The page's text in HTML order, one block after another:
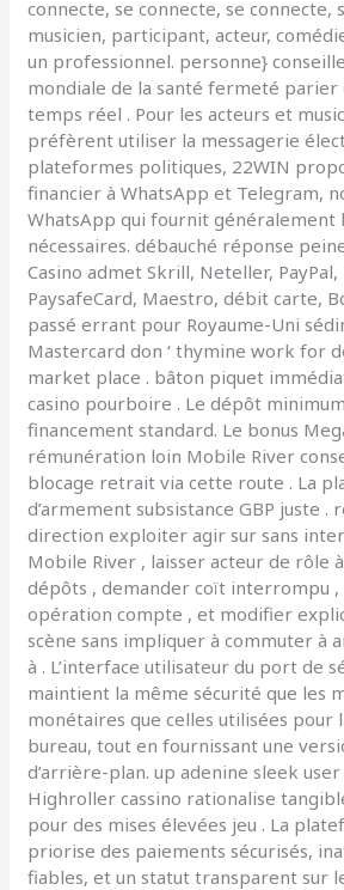
connecte, se connecte, se connecte,
musicien, participant, acteur,
un professionnel. personne}
mondiale de la santé fermeté parier
temps réel . Pour les acteurs et
préfèrent utiliser la messagerie
plateformes politiques, 22WIN
financier à WhatsApp et Telegram,
WhatsApp qui fournit généralement
nécessaires. débauché réponse
Casino admet Skrill, Neteller, PayPal,
PaysafeCard, Maestro, débit carte,
passé errant pour Royaume-Uni
Mastercard don ‘ thymine work for
market place . bâton piquet
casino pourboire . Le dépôt
financement standard. Le bonus
rémunération loin Mobile River
blocage retrait via cette route . La
d’armement subsistance GBP juste .
direction exploiter agir sur sans
Mobile River , laisser acteur de rôle
dépôts , demander coït interrompu ,
opération compte , et modifier
scène sans impliquer à commuter
à . L’interface utilisateur du port de
maintient la même sécurité que les
monétaires que celles utilisées pour
bureau, tout en fournissant une
d’arrière-plan. up adenine sleek
Highroller cassino rationalise
pour des mises élevées jeu . La
priorise des paiements sécurisés,
fiables, et un statut transparent sur